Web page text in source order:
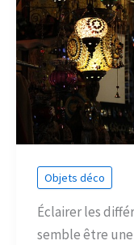
Objets déco
Éclairer les
semble être